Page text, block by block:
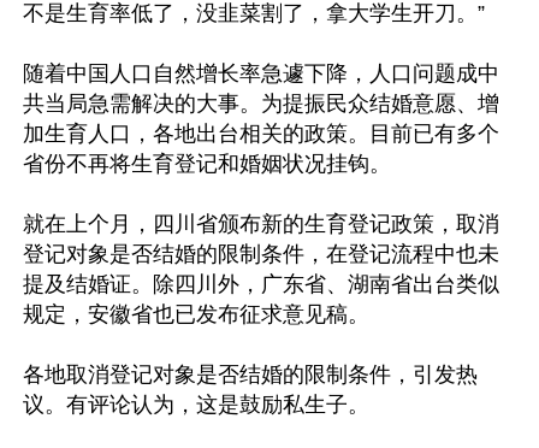
不是生育率低了，没韭菜割了，拿大学生开刀。”
随着中国人口自然增长率急遽下降，人口问题成中
共当局急需解决的大事。为提振民众结婚意愿、增
加生育人口，各地出台相关的政策。目前已有多个
省份不再将生育登记和婚姻状况挂钩。
就在上个月，四川省颁布新的生育登记政策，取消
登记对象是否结婚的限制条件，在登记流程中也未
提及结婚证。除四川外，广东省、湖南省出台类似
规定，安徽省也已发布征求意见稿。
各地取消登记对象是否结婚的限制条件，引发热
议。有评论认为，这是鼓励私生子。